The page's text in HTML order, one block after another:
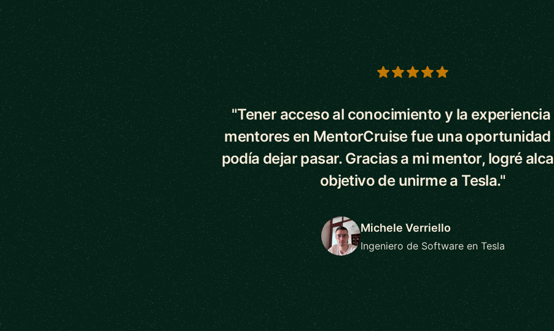
5 out of 5 stars
"Tener acceso al conocimiento y la experiencia
mentores en MentorCruise fue una oportunidad
podía dejar pasar. Gracias a mi mentor, logré
objetivo de unirme a Tesla."
Michele Verriello
Ingeniero de Software en Tesla